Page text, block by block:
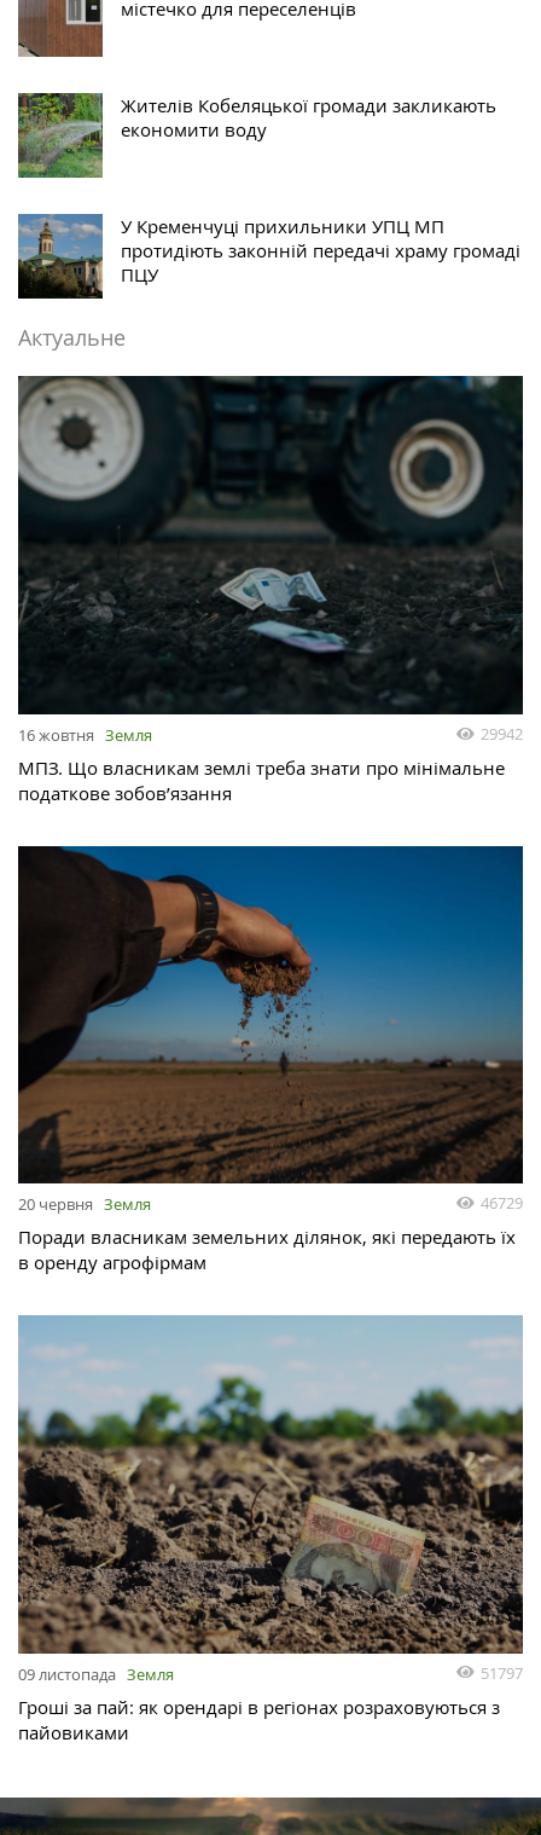
містечко для переселенців
Жителів Кобеляцької громади закликають
економити воду
У Кременчуці прихильники УПЦ МП
протидіють законній передачі храму громаді
ПЦУ
Актуальне
16 жовтня Земля 29942
МПЗ. Що власникам землі треба знати про мінімальне
податкове зобов’язання
20 червня Земля 46729
Поради власникам земельних ділянок, які передають їх
в оренду агрофірмам
09 листопада Земля 51797
Гроші за пай: як орендарі в регіонах розраховуються з
пайовиками